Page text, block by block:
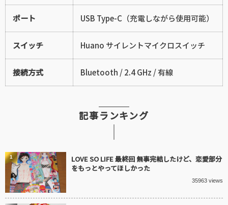
ポート USB Type-C（充電しながら使用可能）
スイッチ Huano サイレントマイクロスイッチ
接続方式 Bluetooth / 2.4 GHz / 有線
記事ランキング
LOVE SO LIFE 最終回 無事完結したけど、恋愛部分
をもっとやってほしかった
35963 views
1